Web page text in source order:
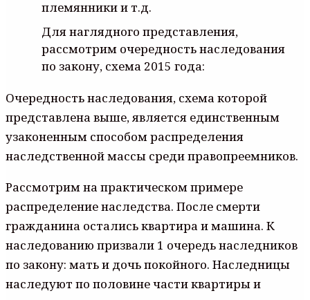
племянники и т.д.
Для наглядного представления,
рассмотрим очередность наследования
по закону, схема 2015 года:
Очередность наследования, схема которой
представлена выше, является единственным
узаконенным способом распределения
наследственной массы среди правопреемников.
Рассмотрим на практическом примере
распределение наследства. После смерти
гражданина остались квартира и машина. К
наследованию призвали 1 очередь наследников
по закону: мать и дочь покойного. Наследницы
наследуют по половине части квартиры и